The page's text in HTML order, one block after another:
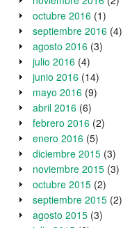
octubre 2016 (1)
septiembre 2016 (4)
agosto 2016 (3)
julio 2016 (4)
junio 2016 (14)
mayo 2016 (9)
abril 2016 (6)
febrero 2016 (2)
enero 2016 (5)
diciembre 2015 (3)
noviembre 2015 (3)
octubre 2015 (2)
septiembre 2015 (2)
agosto 2015 (3)